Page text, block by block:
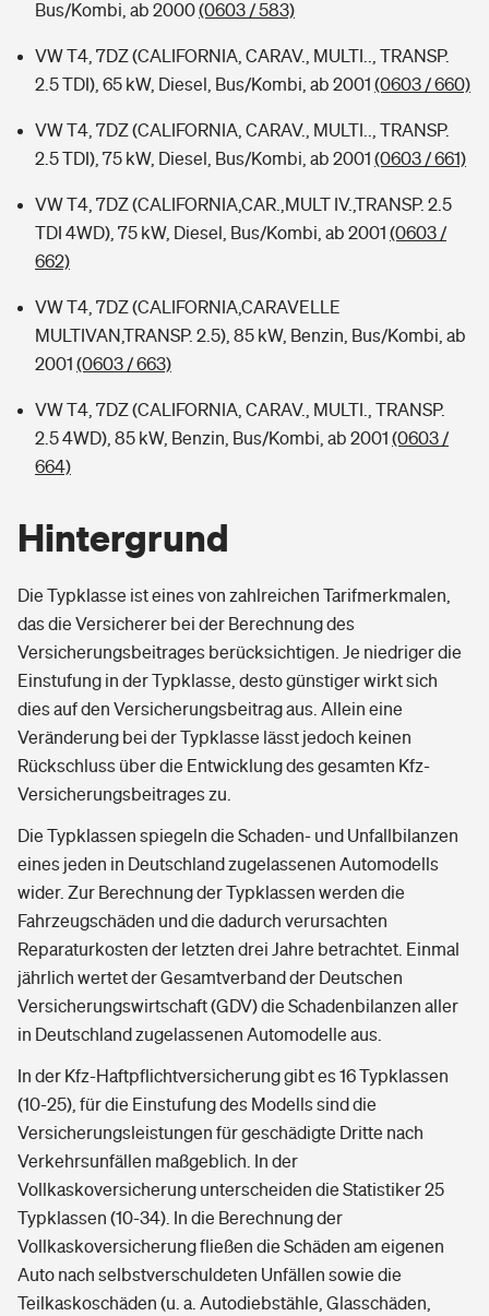
Bus/Kombi, ab 2000(0603 / 583)
VW T4, 7DZ (CALIFORNIA, CARAV., MULTI.., TRANSP.
2.5 TDI), 65 kW, Diesel, Bus/Kombi, ab 2001 (0603 / 660)
VW T4, 7DZ (CALIFORNIA, CARAV., MULTI.., TRANSP.
2.5 TDI), 75 kW, Diesel, Bus/Kombi, ab 2001 (0603 / 661)
VW T4, 7DZ (CALIFORNIA,CAR.,MULT IV.,TRANSP. 2.5
TDI 4WD), 75 kW, Diesel, Bus/Kombi, ab 2001 (0603 /
662)
VW T4, 7DZ (CALIFORNIA,CARAVELLE
MULTIVAN,TRANSP. 2.5), 85 kW, Benzin, Bus/Kombi, ab
2001 (0603 / 663)
VW T4, 7DZ (CALIFORNIA, CARAV., MULTI., TRANSP.
2.5 4WD), 85 kW, Benzin, Bus/Kombi, ab 2001 (0603 /
664)
Hintergrund
Die Typklasse ist eines von zahlreichen Tarifmerkmalen,
das die Versicherer bei der Berechnung des
Versicherungsbeitrages berücksichtigen. Je niedriger die
Einstufung in der Typklasse, desto günstiger wirkt sich
dies auf den Versicherungsbeitrag aus. Allein eine
Veränderung bei der Typklasse lässt jedoch keinen
Rückschluss über die Entwicklung des gesamten Kfz-
Versicherungsbeitrages zu.
Die Typklassen spiegeln die Schaden- und Unfallbilanzen
eines jeden in Deutschland zugelassenen Automodells
wider. Zur Berechnung der Typklassen werden die
Fahrzeugschäden und die dadurch verursachten
Reparaturkosten der letzten drei Jahre betrachtet. Einmal
jährlich wertet der Gesamtverband der Deutschen
Versicherungswirtschaft (GDV) die Schadenbilanzen aller
in Deutschland zugelassenen Automodelle aus.
In der Kfz-Haftpflichtversicherung gibt es 16 Typklassen
(10-25), für die Einstufung des Modells sind die
Versicherungsleistungen für geschädigte Dritte nach
Verkehrsunfällen maßgeblich. In der
Vollkaskoversicherung unterscheiden die Statistiker 25
Typklassen (10-34). In die Berechnung der
Vollkaskoversicherung fließen die Schäden am eigenen
Auto nach selbstverschuldeten Unfällen sowie die
Teilkaskoschäden (u. a. Autodiebstähle, Glasschäden,